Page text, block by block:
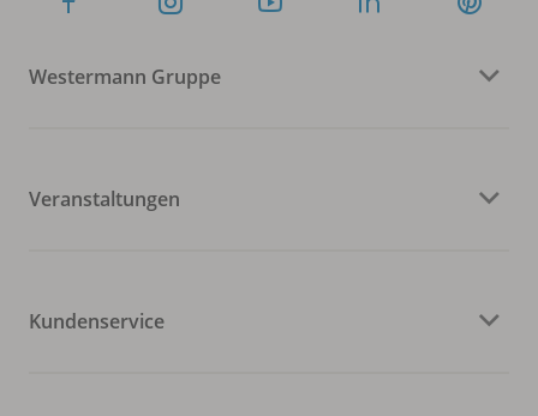
Westermann Gruppe
Veranstaltungen
Kundenservice